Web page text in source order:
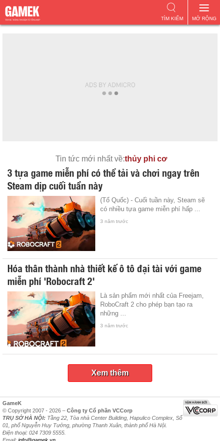
MỞ RỘNG
TÌM KIẾM
Tin tức mới nhất về:thủy phi cơ
3 tựa game miễn phí có thể tải và chơi ngay trên
Steam dịp cuối tuần này
(Tổ Quốc) - Cuối tuần này, Steam sẽ
có nhiều tựa game miễn phí hấp ...
3 năm trước
Hóa thân thành nhà thiết kế ô tô đại tài với game
miễn phí 'Robocraft 2'
Là sản phẩm mới nhất của Freejam,
RoboCraft 2 cho phép bạn tạo ra
những ...
3 năm trước
Xem thêm
GameK
© Copyright 2007 - 2026 – Công ty Cổ phần VCCorp
TRỤ SỞ HÀ NỘI: Tầng 22, Tòa nhà Center Building, Hapulico Complex, Số
01, phố Nguyễn Huy Tưởng, phường Thanh Xuân, thành phố Hà Nội.
Điện thoại: 024 7309 5555.